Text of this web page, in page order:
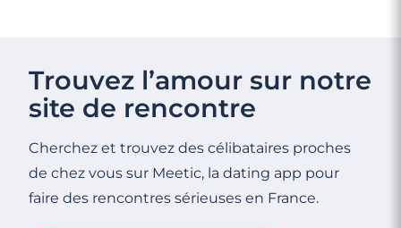
Trouvez l’amour sur notre
site de rencontre
Cherchez et trouvez des célibataires proches
de chez vous sur Meetic, la dating app pour
faire des rencontres sérieuses en France.